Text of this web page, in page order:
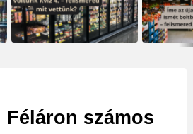
Féláron számos